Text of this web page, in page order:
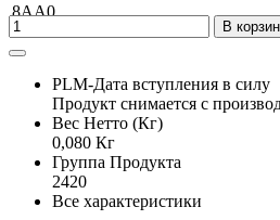
В
PLM-Дата вступления в силу
Продукт снимается с
Вес Нетто (Кг)
0,080 Кг
Группа Продукта
2420
Все характеристики